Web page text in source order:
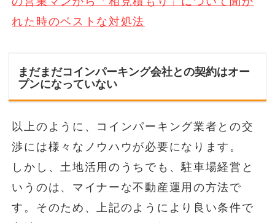
れた時のベストな対処法
まだまだコインパーキング会社との契約はオー
プンになっていない
以上のように、コインパーキング業者との交
渉には様々なノウハウが必要になります。
しかし、土地活用のうちでも、駐車場経営と
いうのは、マイナーな不動産運用の方法で
す。そのため、上記のようにより良い条件で